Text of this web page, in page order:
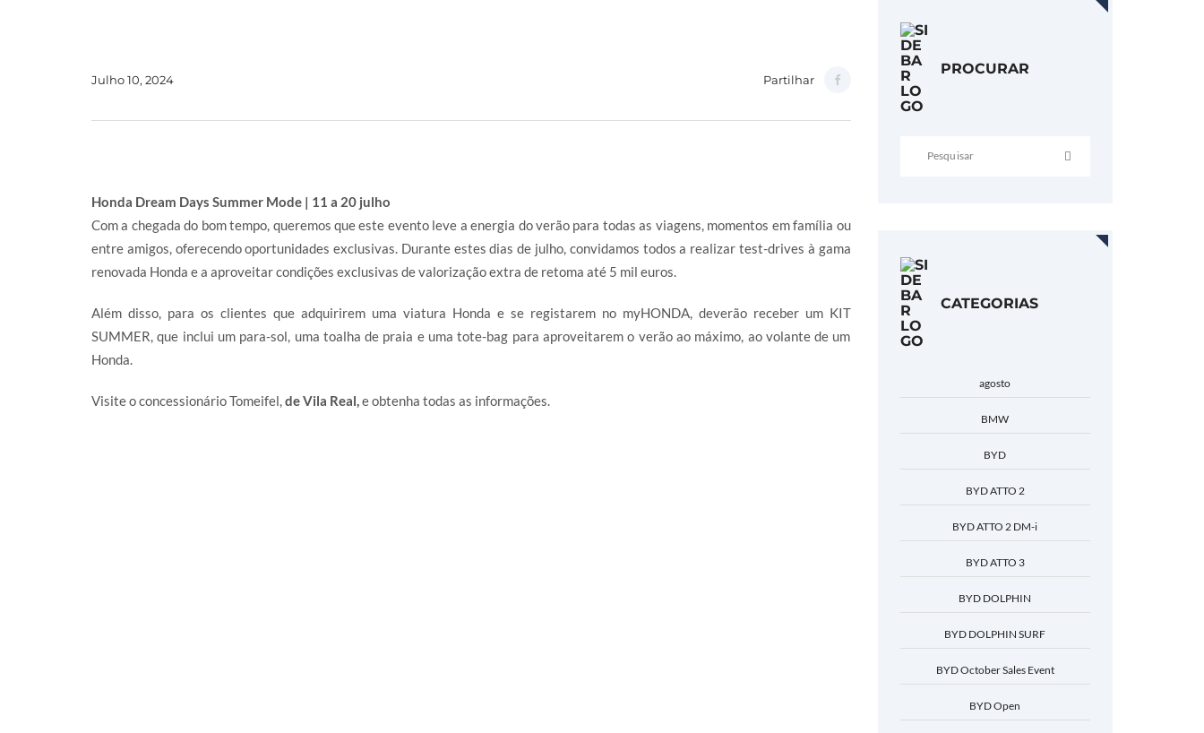
Julho 10, 2024 Partilhar
Honda Dream Days Summer Mode | 11 a 20 julho
Com a chegada do bom tempo, queremos que este evento leve a energia do verão para todas as viagens, momentos em família ou
entre amigos, oferecendo oportunidades exclusivas. Durante estes dias de julho, convidamos todos a realizar test-drives à gama
renovada Honda e a aproveitar condições exclusivas de valorização extra de retoma até 5 mil euros.
Além disso, para os clientes que adquirirem uma viatura Honda e se registarem no myHONDA, deverão receber um KIT
SUMMER, que inclui um para-sol, uma toalha de praia e uma tote-bag para aproveitarem o verão ao máximo, ao volante de um
Honda.
Visite o concessionário Tomeifel,de Vila Real,e obtenha todas as informações.
PROCURAR
CATEGORIAS
agosto
BMW
BYD
BYD ATTO 2
BYD ATTO 2 DM-i
BYD ATTO 3
BYD DOLPHIN
BYD DOLPHIN SURF
BYD October Sales Event
BYD Open